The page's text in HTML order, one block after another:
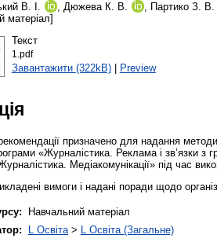
В. І. , Дюжева К. В. , Партико З. В.
матеріал]
Текст
1.pdf
Завантажити (322kB)| Preview
призначено для надання
«Журналістика. Реклама і зв’язки з
Медіакомунікації» під час
вимоги і надані поради щодо
Навчальний матеріал
L Освіта> L Освіта (Загальне)